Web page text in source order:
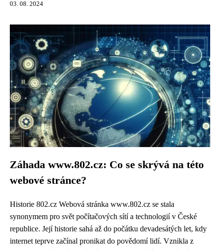
03. 08. 2024
Záhada www.802.cz: Co se skrývá na této
webové stránce?
Historie 802.cz Webová stránka www.802.cz se stala
synonymem pro svět počítačových sítí a technologií v České
republice. Její historie sahá až do počátku devadesátých let, kdy
internet teprve začínal pronikat do povědomí lidí. Vznikla z